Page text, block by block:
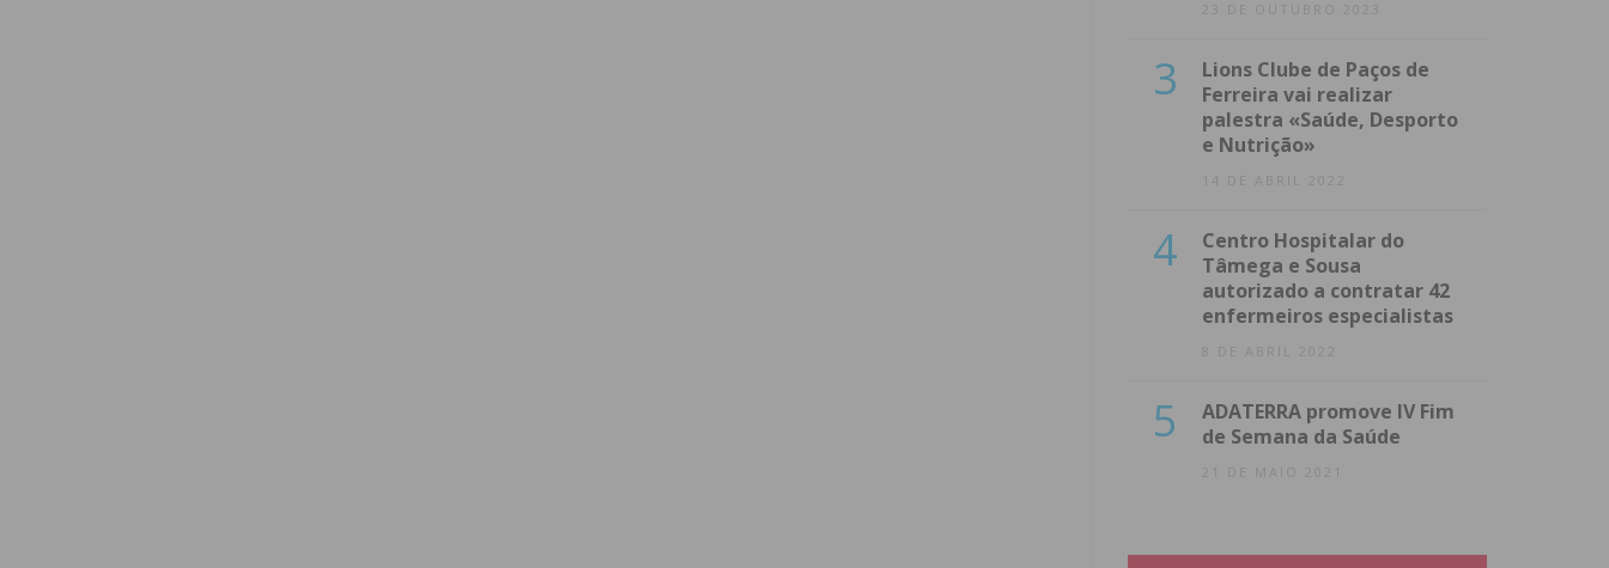
23 DE OUTUBRO 2023
3
Lions Clube de Paços de
Ferreira vai realizar
palestra «Saúde, Desporto
e Nutrição»
14 DE ABRIL 2022
4
Centro Hospitalar do
Tâmega e Sousa
autorizado a contratar 42
enfermeiros especialistas
8 DE ABRIL 2022
5
ADATERRA promove IV Fim
de Semana da Saúde
21 DE MAIO 2021